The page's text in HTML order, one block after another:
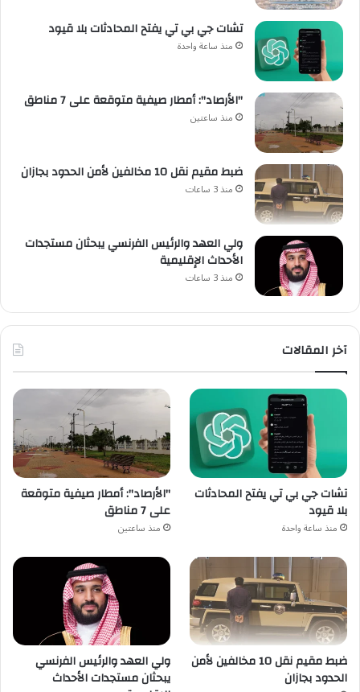
تشات جي بي تي يفتح المحادثات بلا قيود
منذ ساعة واحدة
"الأرصاد": أمطار صيفية متوقعة على 7 مناطق
منذ ساعتين
ضبط مقيم نقل 10 مخالفين لأمن الحدود بجازان
منذ 3 ساعات
ولي العهد والرئيس الفرنسي يبحثان مستجدات
الأحداث الإقليمية
منذ 3 ساعات
آخر المقالات
تشات جي بي تي يفتح المحادثات
بلا قيود
منذ ساعة واحدة
"الأرصاد": أمطار صيفية متوقعة
على 7 مناطق
منذ ساعتين
ضبط مقيم نقل 10 مخالفين لأمن
الحدود بجازان
ولي العهد والرئيس الفرنسي
يبحثان مستجدات الأحداث